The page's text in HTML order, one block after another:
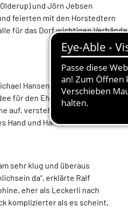
und Jörn Jebsen
feierten mit den Horstedtern
für das Dorf wichtigen Verbände
Hansen, sie alle zu
für den Ehrenamtstag „Horstedt
auf, versteht sich doch Kirche
Hand und Hand.
sehr klug und überaus
da“, erklärte Ralf
eher als Leckerli nach
komplizierter als es scheint,